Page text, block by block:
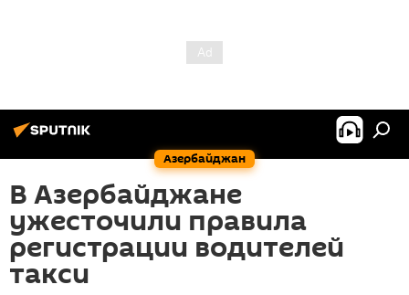
Азербайджан
В Азербайджане
ужесточили правила
регистрации водителей
такси